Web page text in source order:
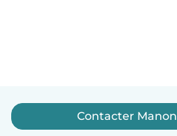
Contacter Manon